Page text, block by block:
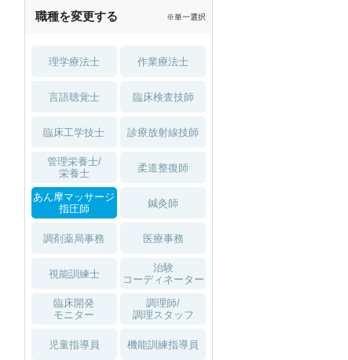
職種を変更する ※単一選択
理学療法士 作業療法士
言語聴覚士 臨床検査技師
臨床工学技士 診療放射線技師
管理栄養士/
栄養士
柔道整復師
あん摩マッサージ
指圧師
鍼灸師
調剤薬局事務 医療事務
視能訓練士
治験
コーディネーター
臨床開発
モニター
調理師/
調理スタッフ
児童指導員 機能訓練指導員